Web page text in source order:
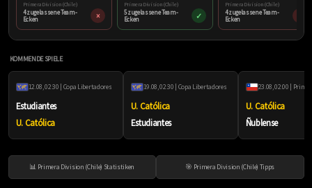
Primera Division (Chile)
4 zugelassene Team-
Ecken
×
Primera Division (Chile)
5 zugelassene Team-
Ecken
✓
Primera Division (Chile)
4 zugelassene Team-
Ecken
KOMMENDE SPIELE
12.08, 02:30 | Copa Libertadores
Estudiantes
U. Católica
19.08, 02:30 | Copa Libertadores
U. Católica
Estudiantes
U. Católica
Ñublense
📊 Primera Division (Chile) Statistiken 🎯 Primera Division (Chile) Tipps